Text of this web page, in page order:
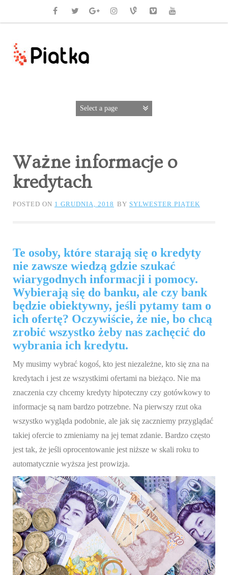
Ważne informacje o
kredytach
POSTED ON 1 GRUDNIA, 2018 BY SYLWESTER PIĄTEK
Te osoby, które starają się o kredyty
nie zawsze wiedzą gdzie szukać
wiarygodnych informacji i pomocy.
Wybierają się do banku, ale czy bank
będzie obiektywny, jeśli pytamy tam o
ich ofertę? Oczywiście, że nie, bo chcą
zrobić wszystko żeby nas zachęcić do
wybrania ich kredytu.
My musimy wybrać kogoś, kto jest niezależne, kto się zna na
kredytach i jest ze wszystkimi ofertami na bieżąco. Nie ma
znaczenia czy chcemy kredyty hipoteczny czy gotówkowy to
informacje są nam bardzo potrzebne. Na pierwszy rzut oka
wszystko wygląda podobnie, ale jak się zaczniemy przyglądać
takiej ofercie to zmieniamy na jej temat zdanie. Bardzo często
jest tak, że jeśli oprocentowanie jest niższe w skali roku to
automatycznie wyższa jest prowizja.